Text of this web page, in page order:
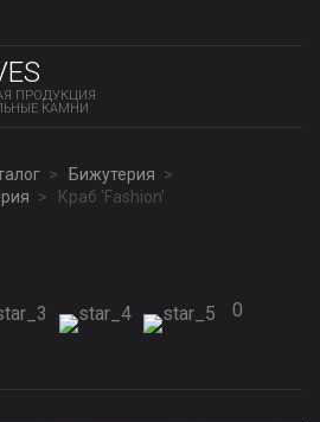
ПРОДУКЦИЯ
КАМНИ
Бижутерия
Краб 'Fashion'
0